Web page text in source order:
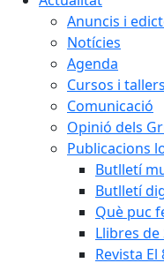
Anuncis i
Notícies
Agenda
Cursos i tallers
Comunicació
Opinió dels
Publicacions
Butlletí
Butlletí
Què puc
Llibres
Revista El